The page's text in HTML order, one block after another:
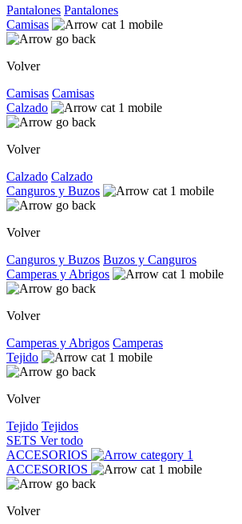
Pantalones Pantalones
Camisas
Volver
Camisas Camisas
Calzado
Volver
Calzado Calzado
Canguros y Buzos
Volver
Canguros y Buzos Buzos y Canguros
Camperas y Abrigos
Volver
Camperas y Abrigos Camperas
Tejido
Volver
Tejido Tejidos
SETS Ver todo
ACCESORIOS
ACCESORIOS
Volver